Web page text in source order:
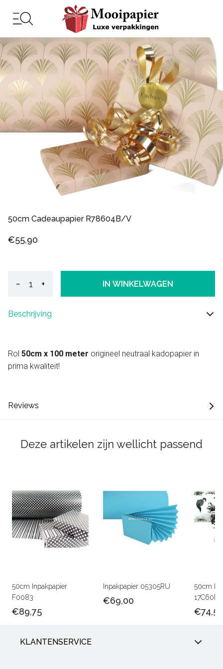
50cm Cadeaupapier R78604B/V
€55,90
− + IN WINKELWAGEN
Beschrijving
Rol 50cm x 100 meter origineel neutraal kadopapier in
prima kwaliteit!
Reviews
Deze artikelen zijn wellicht passend
50cm Inpakpapier
F0083
€89,75
Inpakpapier 05305RU
€69,00
50cm
€74,50
KLANTENSERVICE